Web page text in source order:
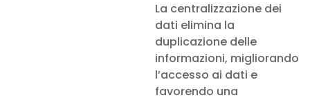
La centralizzazione dei
dati elimina la
duplicazione delle
informazioni, migliorando
l’accesso ai dati e
favorendo una